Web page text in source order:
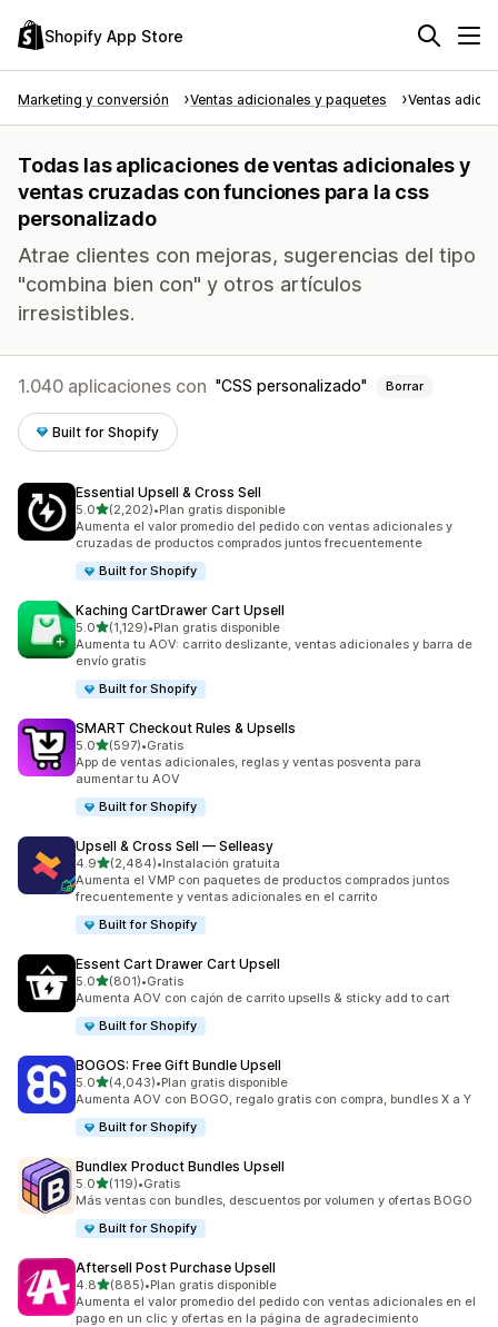
Shopify App Store
Marketing y conversión Ventas adicionales y paquetes Ventas
Todas las aplicaciones de ventas adicionales y
ventas cruzadas con funciones para la css
personalizado
Atrae clientes con mejoras, sugerencias del tipo
"combina bien con" y otros artículos
irresistibles.
1.040 aplicaciones con CSS personalizado Borrar
Built for Shopify
Essential Upsell & Cross Sell
5.0de 5 estrellas
(2,202)
2202 reseñas en total
•Plan gratis disponible
Aumenta el valor promedio del pedido con ventas adicionales y
cruzadas de productos comprados juntos frecuentemente
Built for Shopify
Kaching CartDrawer Cart Upsell
5.0de 5 estrellas
(1,129)
1129 reseñas en total
•Plan gratis disponible
Aumenta tu AOV: carrito deslizante, ventas adicionales y barra de
envío gratis
Built for Shopify
SMART Checkout Rules & Upsells
5.0de 5 estrellas
(597)
597 reseñas en total
•Gratis
App de ventas adicionales, reglas y ventas posventa para
aumentar tu AOV
Built for Shopify
Upsell & Cross Sell — Selleasy
4.9de 5 estrellas
(2,484)
2484 reseñas en total
•Instalación gratuita
Aumenta el VMP con paquetes de productos comprados juntos
frecuentemente y ventas adicionales en el carrito
Built for Shopify
Essent Cart Drawer Cart Upsell
5.0de 5 estrellas
(801)
801 reseñas en total
•Gratis
Aumenta AOV con cajón de carrito upsells & sticky add to cart
Built for Shopify
BOGOS: Free Gift Bundle Upsell
5.0de 5 estrellas
(4,043)
4043 reseñas en total
•Plan gratis disponible
Aumenta AOV con BOGO, regalo gratis con compra, bundles X a Y
Built for Shopify
Bundlex Product Bundles Upsell
5.0de 5 estrellas
(119)
119 reseñas en total
•Gratis
Más ventas con bundles, descuentos por volumen y ofertas BOGO
Built for Shopify
Aftersell Post Purchase Upsell
4.8de 5 estrellas
(885)
885 reseñas en total
•Plan gratis disponible
Aumenta el valor promedio del pedido con ventas adicionales en el
pago en un clic y ofertas en la página de agradecimiento